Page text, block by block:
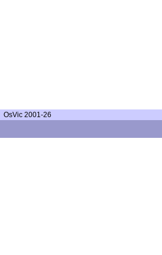
OsVic 2001-26